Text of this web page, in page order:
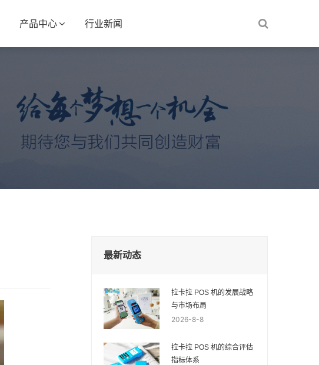
产品中心 行业新闻
最新动态
拉卡拉 POS 机的发展战略
与市场布局
2026-8-8
拉卡拉 POS 机的综合评估
指标体系